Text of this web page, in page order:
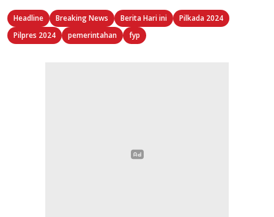
Headline Breaking News Berita Hari ini
Pilkada 2024
Pilpres 2024
pemerintahan fyp